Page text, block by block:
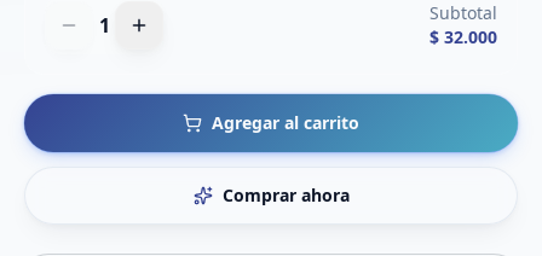
1
Subtotal
$ 32.000
Agregar al carrito
Comprar ahora